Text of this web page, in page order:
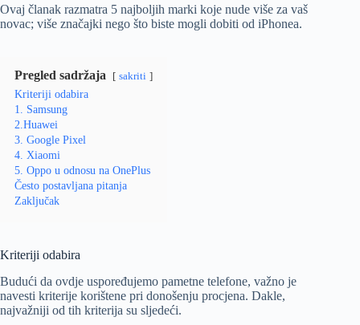
Ovaj članak razmatra 5 najboljih marki koje nude više za vaš
novac; više značajki nego što biste mogli dobiti od iPhonea.
Pregled sadržaja sakriti
Kriteriji odabira
1. Samsung
2.Huawei
3. Google Pixel
4. Xiaomi
5. Oppo u odnosu na OnePlus
Često postavljana pitanja
Zaključak
Kriteriji odabira
Budući da ovdje uspoređujemo pametne telefone, važno je
navesti kriterije korištene pri donošenju procjena. Dakle,
najvažniji od tih kriterija su sljedeći.